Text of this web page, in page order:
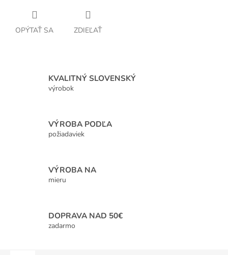
OPÝTAŤ SA ZDIEĽAŤ
KVALITNÝ SLOVENSKÝ
výrobok
VÝROBA PODĽA
požiadaviek
VÝROBA NA
mieru
DOPRAVA NAD 50€
zadarmo